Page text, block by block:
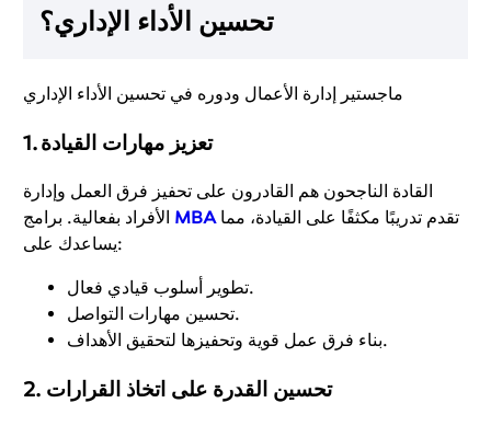
تحسين الأداء الإداري؟
ماجستير إدارة الأعمال ودوره في تحسين الأداء الإداري
1. تعزيز مهارات القيادة
القادة الناجحون هم القادرون على تحفيز فرق العمل وإدارة
MBA تقدم تدريبًا مكثفًا على القيادة، مما
يساعدك على:
تطوير أسلوب قيادي فعال.
تحسين مهارات التواصل.
بناء فرق عمل قوية وتحفيزها لتحقيق الأهداف.
2. تحسين القدرة على اتخاذ القرارات